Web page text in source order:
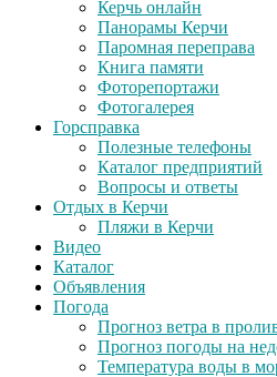
Керчь онлайн
Панорамы Керчи
Паромная переправа
Книга памяти
Фоторепортажи
Фотогалерея
Горсправка
Полезные телефоны
Каталог предприятий
Вопросы и ответы
Отдых в Керчи
Пляжи в Керчи
Видео
Каталог
Объявления
Погода
Прогноз ветра в
Прогноз погоды на
Температура воды в